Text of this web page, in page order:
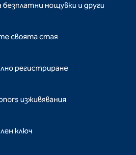
безплатни нощувки и други
своята стая
регистриране
изживявания
ключ